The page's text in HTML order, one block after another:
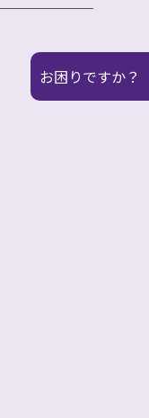
お困りですか？